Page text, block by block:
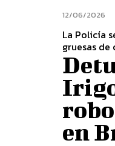
12/06/2026
La Policía
gruesas
en